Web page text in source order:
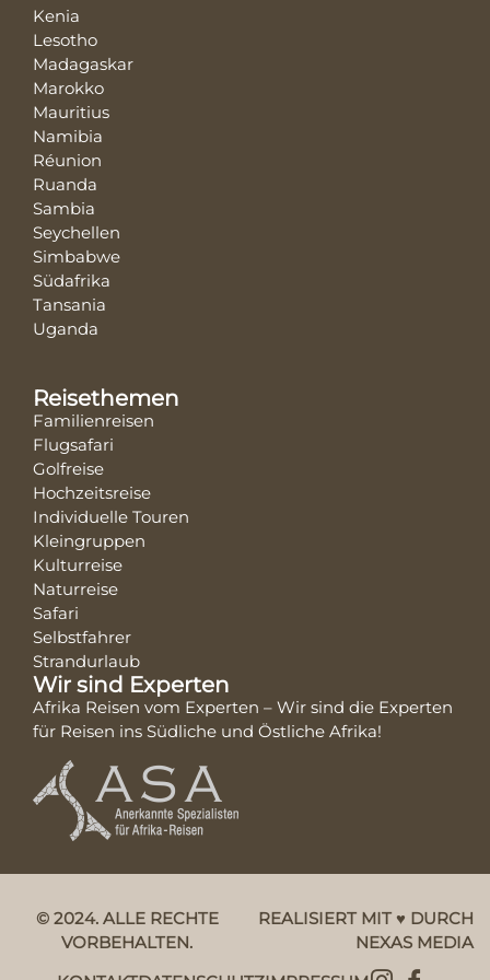
Kenia
Lesotho
Madagaskar
Marokko
Mauritius
Namibia
Réunion
Ruanda
Sambia
Seychellen
Simbabwe
Südafrika
Tansania
Uganda
Reisethemen
Familienreisen
Flugsafari
Golfreise
Hochzeitsreise
Individuelle Touren
Kleingruppen
Kulturreise
Naturreise
Safari
Selbstfahrer
Strandurlaub
Wir sind Experten
Afrika Reisen vom Experten – Wir sind die Experten
für Reisen ins Südliche und Östliche Afrika!
© 2024. ALLE RECHTE
VORBEHALTEN.
REALISIERT MIT ♥ DURCH
NEXAS MEDIA